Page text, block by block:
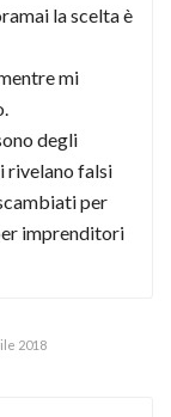
la scelta è
mi
degli
rivelano falsi
per
imprenditori
2018